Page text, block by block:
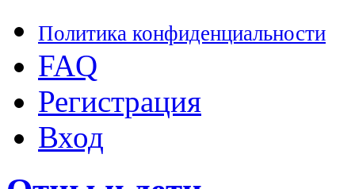
Политика конфиденциальности
FAQ
Регистрация
Вход